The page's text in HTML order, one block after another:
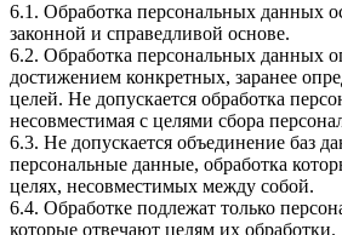
6.1. Обработка персональных данных
законной и справедливой основе.
6.2. Обработка персональных данных
достижением конкретных, заранее
целей. Не допускается обработка
несовместимая с целями сбора
6.3. Не допускается объединение баз
персональные данные, обработка
целях, несовместимых между собой.
6.4. Обработке подлежат только
которые отвечают целям их обработки.